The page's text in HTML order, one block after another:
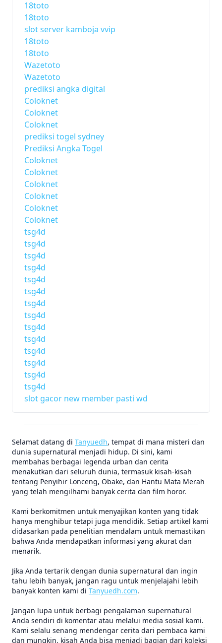
18toto
18toto
slot server kamboja vvip
18toto
18toto
Wazetoto
Wazetoto
prediksi angka digital
Coloknet
Coloknet
Coloknet
prediksi togel sydney
Prediksi Angka Togel
Coloknet
Coloknet
Coloknet
Coloknet
Coloknet
Coloknet
tsg4d
tsg4d
tsg4d
tsg4d
tsg4d
tsg4d
tsg4d
tsg4d
tsg4d
tsg4d
tsg4d
tsg4d
tsg4d
tsg4d
slot gacor new member pasti wd
Selamat datang di Tanyuedh, tempat di mana misteri dan
dunia supernatural menjadi hidup. Di sini, kami
membahas berbagai legenda urban dan cerita
menakutkan dari seluruh dunia, termasuk kisah-kisah
tentang Penyihir Lonceng, Obake, dan Hantu Mata Merah
yang telah mengilhami banyak cerita dan film horor.
Kami berkomitmen untuk menyajikan konten yang tidak
hanya menghibur tetapi juga mendidik. Setiap artikel kami
didasarkan pada penelitian mendalam untuk memastikan
bahwa Anda mendapatkan informasi yang akurat dan
menarik.
Jika Anda tertarik dengan dunia supernatural dan ingin
tahu lebih banyak, jangan ragu untuk menjelajahi lebih
banyak konten kami di Tanyuedh.com.
Jangan lupa untuk berbagi pengalaman supernatural
Anda sendiri di komentar atau melalui media sosial kami.
Kami selalu senang mendengar cerita dari pembaca kami
dan mungkin, kisah Anda bisa menjadi bagian dari koleksi